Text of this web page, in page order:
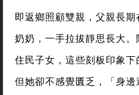
即返鄉照顧雙親，父親長
奶奶，一手拉拔靜思長大
住民子女，這些刻板印象下
但她卻不感覺匱乏，「身